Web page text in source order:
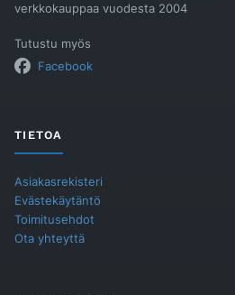
verkkokauppaa vuodesta 2004
Tutustu myös
Facebook
TIETOA
Asiakasrekisteri
Evästekäytäntö
Toimitusehdot
Ota yhteyttä